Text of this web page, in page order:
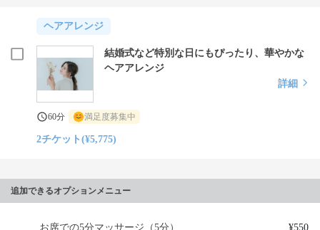
ヘアアレンジ
結婚式など特別な日にもぴったり、華やかな
ヘアアレンジ
詳細
60分 満足度募集中
2チケット(¥5,775)
追加できるオプションメニュー
お席での5分マッサージ（5分） ¥550